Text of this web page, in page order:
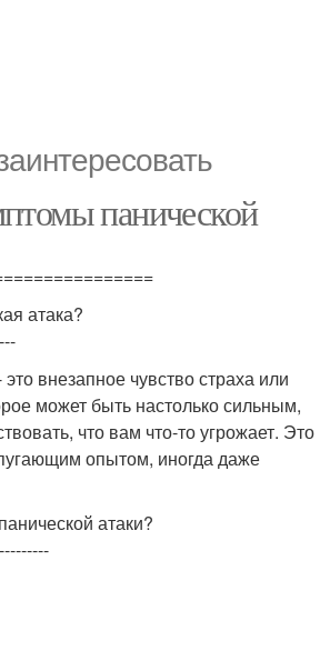
панической
атака?
внезапное чувство страха или
может быть настолько сильным,
что вам что-то угрожает. Это
опытом, иногда даже
атаки?